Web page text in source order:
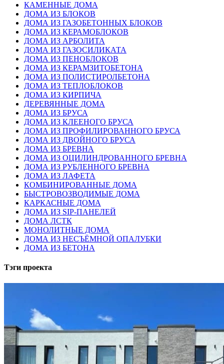
КАМЕННЫЕ ДОМА
ДОМА ИЗ БЛОКОВ
ДОМА ИЗ ГАЗОБЕТОННЫХ БЛОКОВ
ДОМА ИЗ КЕРАМОБЛОКОВ
ДОМА ИЗ АРБОЛИТА
ДОМА ИЗ ГАЗОСИЛИКАТА
ДОМА ИЗ ПЕНОБЛОКОВ
ДОМА ИЗ КЕРАМЗИТОБЕТОНА
ДОМА ИЗ ПОЛИСТИРОЛБЕТОНА
ДОМА ИЗ ТЕПЛОБЛОКОВ
ДОМА ИЗ КИРПИЧА
ДЕРЕВЯННЫЕ ДОМА
ДОМА ИЗ БРУСА
ДОМА ИЗ КЛЕЕНОГО БРУСА
ДОМА ИЗ ПРОФИЛИРОВАННОГО БРУСА
ДОМА ИЗ ДВОЙНОГО БРУСА
ДОМА ИЗ БРЕВНА
ДОМА ИЗ ОЦИЛИНДРОВАННОГО БРЕВНА
ДОМА ИЗ РУБЛЕННОГО БРЕВНА
ДОМА ИЗ ЛАФЕТА
КОМБИНИРОВАННЫЕ ДОМА
БЫСТРОВОЗВОДИМЫЕ ДОМА
КАРКАСНЫЕ ДОМА
ДОМА ИЗ SIP-ПАНЕЛЕЙ
ДОМА ЛСТК
МОНОЛИТНЫЕ ДОМА
ДОМА ИЗ НЕСЪЁМНОЙ ОПАЛУБКИ
ДОМА ИЗ БЕТОНА
Тэги проекта